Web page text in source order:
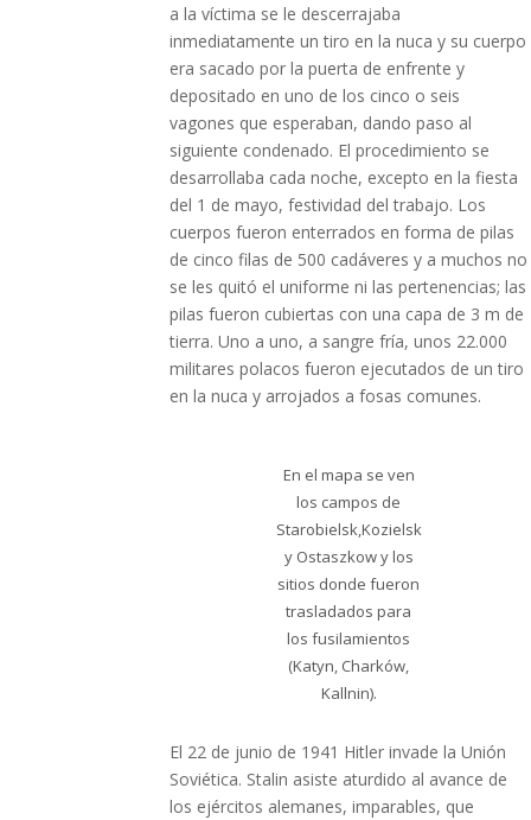
a la víctima se le descerrajaba
inmediatamente un tiro en la nuca y su cuerpo
era sacado por la puerta de enfrente y
depositado en uno de los cinco o seis
vagones que esperaban, dando paso al
siguiente condenado. El procedimiento se
desarrollaba cada noche, excepto en la fiesta
del 1 de mayo, festividad del trabajo. Los
cuerpos fueron enterrados en forma de pilas
de cinco filas de 500 cadáveres y a muchos no
se les quitó el uniforme ni las pertenencias; las
pilas fueron cubiertas con una capa de 3 m de
tierra. Uno a uno, a sangre fría, unos 22.000
militares polacos fueron ejecutados de un tiro
en la nuca y arrojados a fosas comunes.
En el mapa se ven
los campos de
Starobielsk,Kozielsk
y Ostaszkow y los
sitios donde fueron
trasladados para
los fusilamientos
(Katyn, Charków,
Kallnin).
El 22 de junio de 1941 Hitler invade la Unión
Soviética. Stalin asiste aturdido al avance de
los ejércitos alemanes, imparables, que